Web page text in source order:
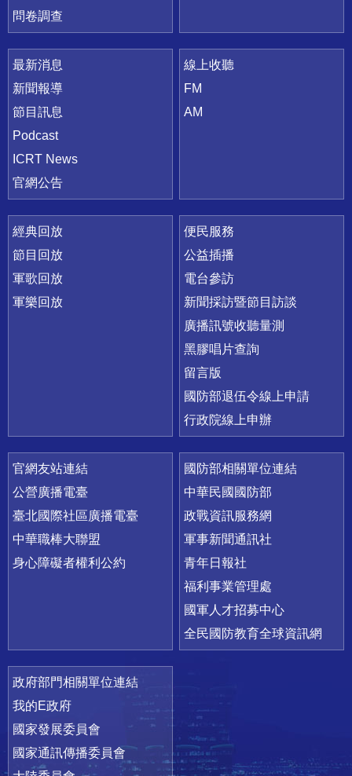
問卷調查
最新消息
新聞報導
節目訊息
Podcast
ICRT News
官網公告
線上收聽
FM
AM
經典回放
節目回放
軍歌回放
軍樂回放
便民服務
公益插播
電台參訪
新聞採訪暨節目訪談
廣播訊號收聽量測
黑膠唱片查詢
留言版
國防部退伍令線上申請
行政院線上申辦
官網友站連結
公營廣播電臺
臺北國際社區廣播電臺
中華職棒大聯盟
身心障礙者權利公約
國防部相關單位連結
中華民國國防部
政戰資訊服務網
軍事新聞通訊社
青年日報社
福利事業管理處
國軍人才招募中心
全民國防教育全球資訊網
政府部門相關單位連結
我的E政府
國家發展委員會
國家通訊傳播委員會